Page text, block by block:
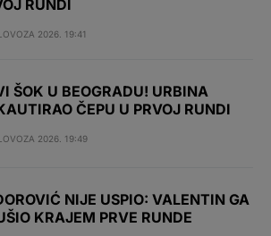
RUNDI
2026. 19:41
ŠOK U BEOGRADU! URBINA
ČEPU U PRVOJ RUNDI
2026. 19:49
NIJE USPIO: VALENTIN GA
KRAJEM PRVE RUNDE